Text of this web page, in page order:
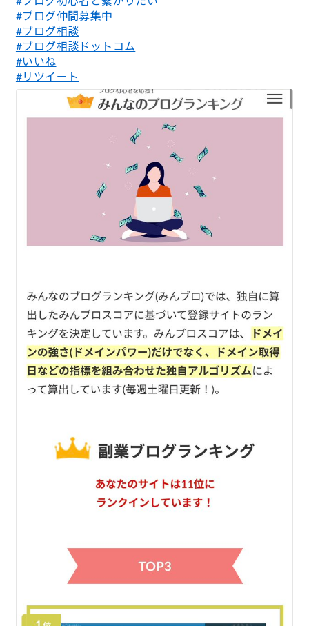
#ブログ仲間募集中
#ブログ相談
#ブログ相談ドットコム
#いいね
#リツイート